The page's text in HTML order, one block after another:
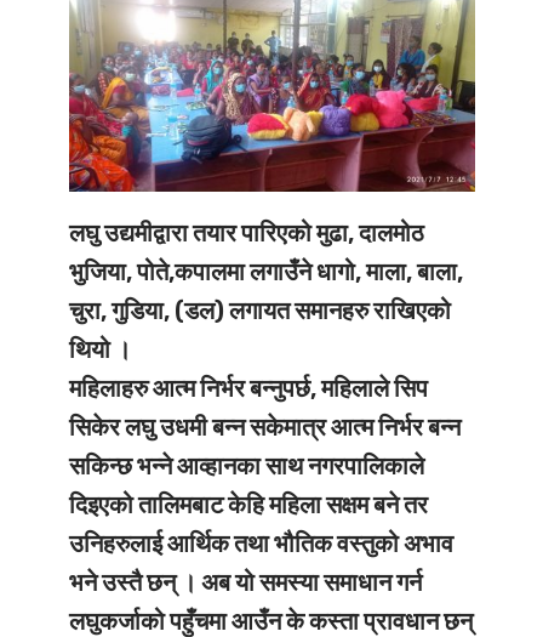
लघु उद्यमीद्वारा तयार पारिएको मुढा, दालमोठ
भुजिया, पोते,कपालमा लगाउँने धागो, माला, बाला,
चुरा, गुडिया, (डल) लगायत समानहरु राखिएको
थियो ।
महिलाहरु आत्म निर्भर बन्नुपर्छ, महिलाले सिप
सिकेर लघु उधमी बन्न सकेमात्र आत्म निर्भर बन्न
सकिन्छ भन्ने आव्हानका साथ नगरपालिकाले
दिइएको तालिमबाट केहि महिला सक्षम बने तर
उनिहरुलाई आर्थिक तथा भौतिक वस्तुको अभाव
भने उस्तै छन् । अब यो समस्या समाधान गर्न
लघुकर्जाको पहुँचमा आउँन के कस्ता प्रावधान छन्